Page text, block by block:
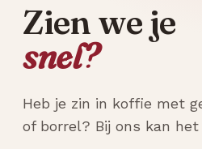
Zien we je
snel?
Heb je zin in koffie met
of borrel? Bij ons kan